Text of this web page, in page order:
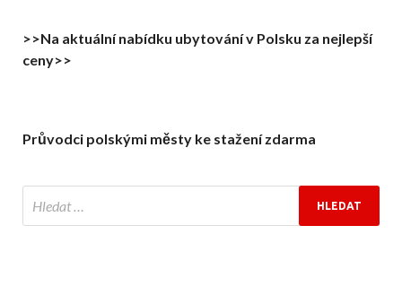
>>Na aktuální nabídku ubytování v Polsku za nejlepší
ceny>>
Průvodci polskými městy ke stažení zdarma